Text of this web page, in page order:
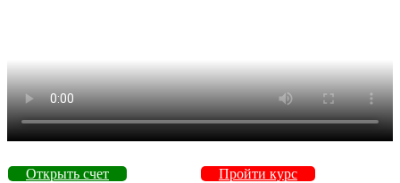
Открыть счет Пройти курс